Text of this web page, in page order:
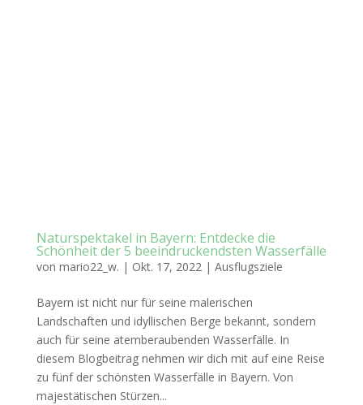
Naturspektakel in Bayern: Entdecke die
Schönheit der 5 beeindruckendsten Wasserfälle
von mario22_w. | Okt. 17, 2022| Ausflugsziele
Bayern ist nicht nur für seine malerischen
Landschaften und idyllischen Berge bekannt, sondern
auch für seine atemberaubenden Wasserfälle. In
diesem Blogbeitrag nehmen wir dich mit auf eine Reise
zu fünf der schönsten Wasserfälle in Bayern. Von
majestätischen Stürzen...